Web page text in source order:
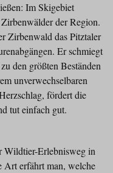
Im Skigebiet
der Region.
Zirbenwald das Pitztaler
Er schmiegt
den größten Beständen
unverwechselbaren
fördert die
tut einfach gut.
Wildtier-Erlebnisweg in
Art erfährt man, welche